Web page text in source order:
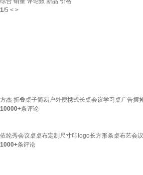
1/5 < >
方杰 折叠桌子简易户外便携式长桌会议学习桌广告摆
10000+条评论
依纶秀会议桌桌布定制尺寸印logo长方形条桌布艺会
1000+条评论